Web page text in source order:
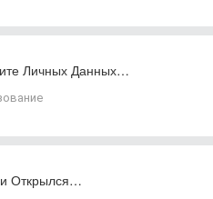
Личных Данных…
Открылся…